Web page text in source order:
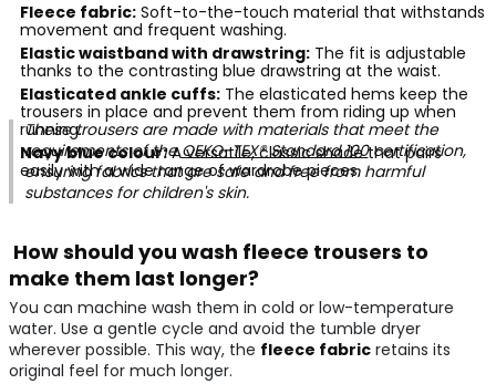
Fleece fabric:Soft-to-the-touch material that withstands
movement and frequent washing.
Elastic waistband with drawstring:The fit is adjustable
thanks to the contrasting blue drawstring at the waist.
Elasticated ankle cuffs:The elasticated hems keep the
trousers in place and prevent them from riding up when
running.
Navy blue colour:A versatile, classic shade that pairs
easily with a wide range of wardrobe pieces.
These trousers are made with materials that meet the
requirements of theOEKO-TEX® Standard 100certification,
ensuring fabrics that are safe and free from harmful
substances for children's skin.
How should you wash fleece trousers to
make them last longer?
You can machine wash them in cold or low-temperature
water. Use a gentle cycle and avoid the tumble dryer
wherever possible. This way, the fleece fabricretains its
original feel for much longer.